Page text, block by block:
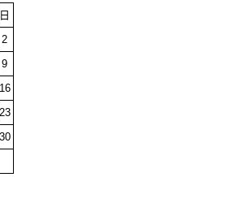
日
2
9
16
23
30